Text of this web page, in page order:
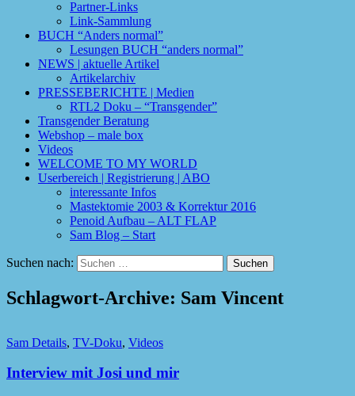
Partner-Links
Link-Sammlung
BUCH “Anders normal”
Lesungen BUCH “anders normal”
NEWS | aktuelle Artikel
Artikelarchiv
PRESSEBERICHTE | Medien
RTL2 Doku – “Transgender”
Transgender Beratung
Webshop – male box
Videos
WELCOME TO MY WORLD
Userbereich | Registrierung | ABO
interessante Infos
Mastektomie 2003 & Korrektur 2016
Penoid Aufbau – ALT FLAP
Sam Blog – Start
Suchen nach:
Schlagwort-Archive: Sam Vincent
Sam Details, TV-Doku, Videos
Interview mit Josi und mir